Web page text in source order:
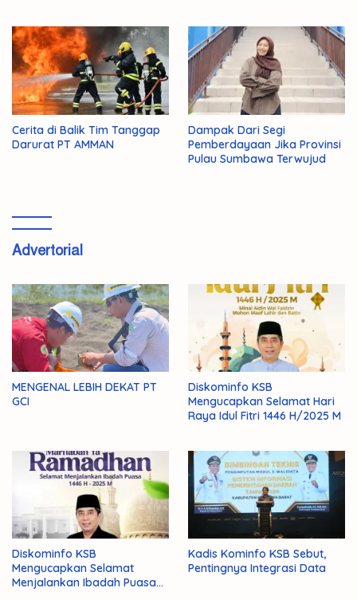
Cerita di Balik Tim Tanggap
Darurat PT AMMAN
Dampak Dari Segi
Pemberdayaan Jika Provinsi
Pulau Sumbawa Terwujud
Advertorial
MENGENAL LEBIH DEKAT PT
GCI
Diskominfo KSB
Mengucapkan Selamat Hari
Raya Idul Fitri 1446 H/2025 M
Diskominfo KSB
Mengucapkan Selamat
Menjalankan Ibadah Puasa
Kadis Kominfo KSB Sebut,
Pentingnya Integrasi Data